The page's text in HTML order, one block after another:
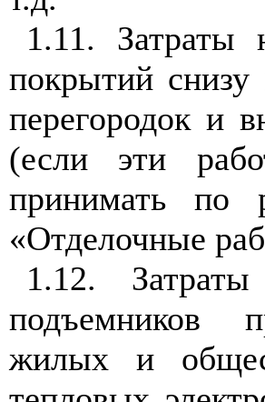
1.11.
покрытий
перегородок и
(если эти
принимать по
«Отделочные
1.12. Затраты
подъемников
жилых и